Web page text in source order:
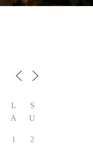
L
A
S
U
1 2